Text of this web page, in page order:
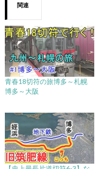
関連
青春18切符の旅博多～札幌
博多～大阪